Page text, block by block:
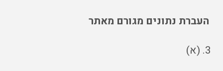
העברת נתונים מגורם מאתר
3. (א)